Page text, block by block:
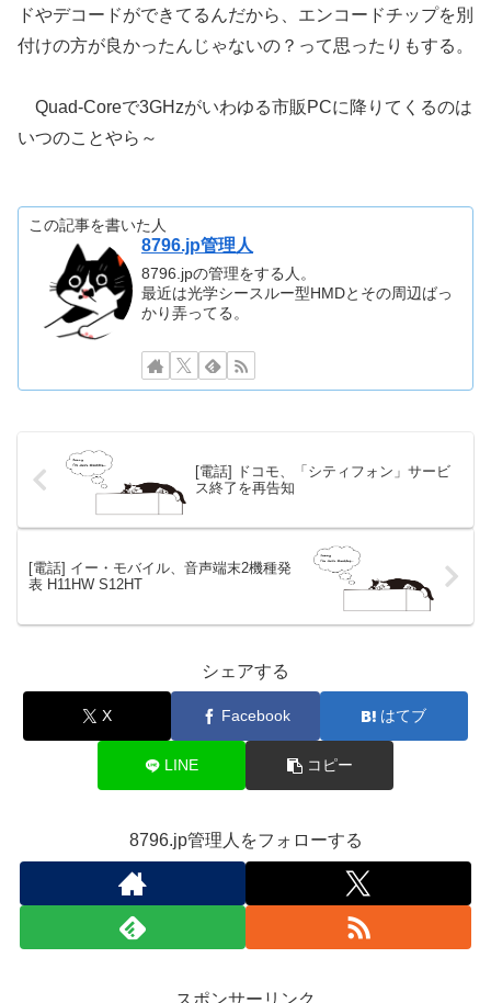
ドやデコードができてるんだから、エンコードチップを別
付けの方が良かったんじゃないの？って思ったりもする。
Quad-Coreで3GHzがいわゆる市販PCに降りてくるのは
いつのことやら～
この記事を書いた人
8796.jp管理人
8796.jpの管理をする人。
最近は光学シースルー型HMDとその周辺ばっ
かり弄ってる。
[電話] ドコモ、「シティフォン」サービ
ス終了を再告知
[電話] イー・モバイル、音声端末2機種発
表 H11HW S12HT
シェアする
X Facebook はてブ
LINE コピー
8796.jp管理人をフォローする